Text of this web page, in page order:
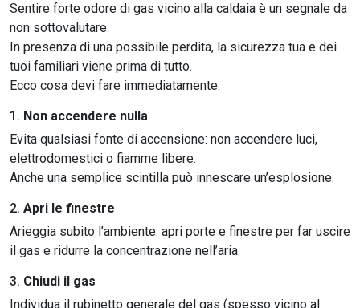
Sentire forte odore di gas vicino alla caldaia è un segnale da
non sottovalutare.
In presenza di una possibile perdita, la sicurezza tua e dei
tuoi familiari viene prima di tutto.
Ecco cosa devi fare immediatamente:
1. Non accendere nulla
Evita qualsiasi fonte di accensione: non accendere luci,
elettrodomestici o fiamme libere.
Anche una semplice scintilla può innescare un’esplosione.
2. Apri le finestre
Arieggia subito l’ambiente: apri porte e finestre per far uscire
il gas e ridurre la concentrazione nell’aria.
3. Chiudi il gas
Individua il rubinetto generale del gas (spesso vicino al